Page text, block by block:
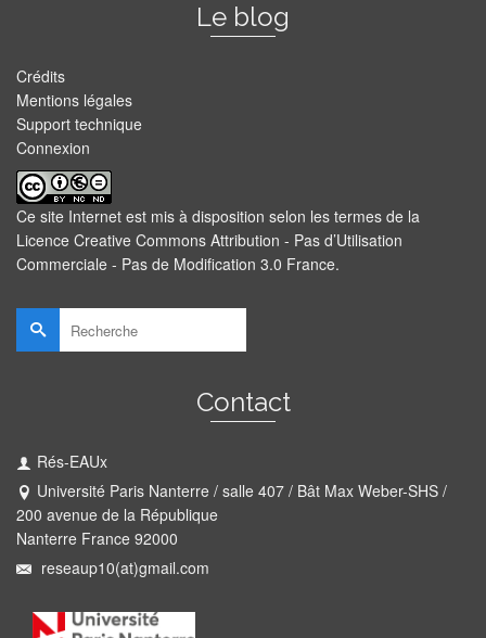
Le blog
Crédits
Mentions légales
Support technique
Connexion
Ce site Internet est mis à disposition selon les termes de la
Licence Creative Commons Attribution - Pas d’Utilisation
Commerciale - Pas de Modification 3.0 France.
Rechercher :
Contact
Rés-EAUx
Université Paris Nanterre / salle 407 / Bât Max Weber-SHS /
200 avenue de la République
Nanterre France 92000
reseaup10(at)gmail.com